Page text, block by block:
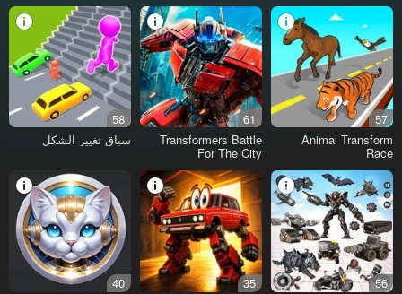
57
Animal Transform
Race
61
Transformers Battle
For The City
58
سباق تغيير الشكل
56
35
40